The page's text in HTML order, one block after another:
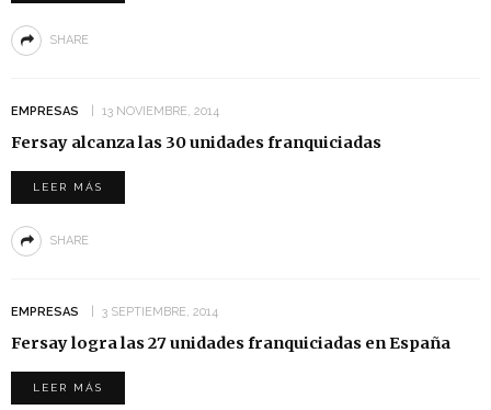
SHARE
EMPRESAS 13 NOVIEMBRE, 2014
Fersay alcanza las 30 unidades franquiciadas
LEER MÁS
SHARE
EMPRESAS 3 SEPTIEMBRE, 2014
Fersay logra las 27 unidades franquiciadas en España
LEER MÁS